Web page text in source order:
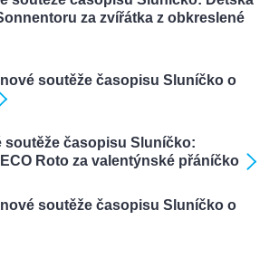
za zvířátka z obkreslené
soutěže časopisu Sluníčko o
soutěže časopisu Sluníčko:
Roto za valentýnské přáníčko
soutěže časopisu Sluníčko o